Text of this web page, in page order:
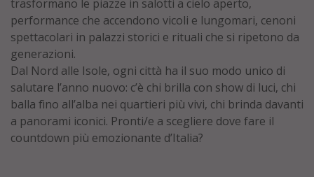
Canarie
Capo Verde
Tipo di vacanza
Vacanze last minute
Vacanze all inclusive
Vacanze estate 2026
trasformano le piazze in salotti a cielo aperto,
performance che accendono vicoli e lungomari, cenoni
spettacolari in palazzi storici e rituali che si ripetono da
generazioni.
Dal Nord alle Isole, ogni città ha il suo modo unico di
salutare l’anno nuovo: c’è chi brilla con show di luci, chi
balla fino all’alba nei quartieri più vivi, chi brinda davanti
a panorami iconici. Pronti/e a scegliere dove fare il
countdown più emozionante d’Italia?